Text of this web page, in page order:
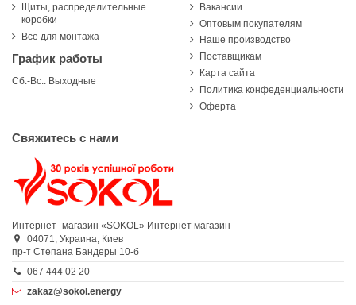
Щиты, распределительные
коробки
Все для монтажа
График работы
Сб.-Вс.: Выходные
Вакансии
Оптовым покупателям
Наше производство
Поставщикам
Карта сайта
Политика конфеденциальности
Оферта
Свяжитесь с нами
Интернет- магазин «SOKOL» Интернет магазин
04071, Украина, Киев
пр-т Степана Бандеры 10-б
067 444 02 20
zakaz@sokol.energy